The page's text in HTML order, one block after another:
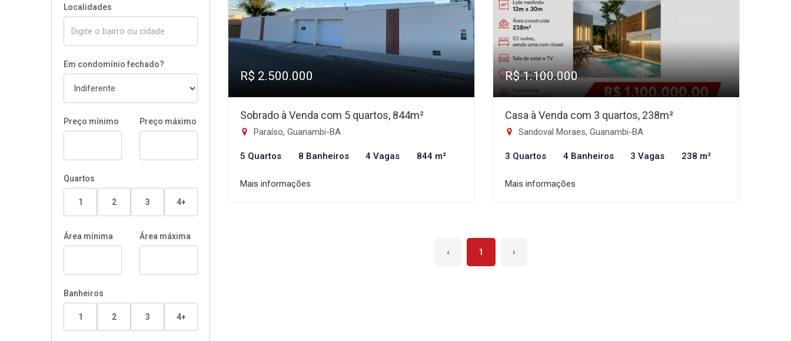
Localidades
Em condomínio fechado?
Preço mínimo Preço máximo
Quartos
1 2 3 4+
Área mínima Área máxima
Banheiros
1 2 3 4+
R$ 2.500.000
Sobrado à Venda com 5 quartos, 844m²
Paraíso, Guanambi-BA
5 Quartos 8 Banheiros 4 Vagas 844 m²
Mais informações
R$ 1.100.000
Casa à Venda com 3 quartos, 238m²
Sandoval Moraes, Guanambi-BA
3 Quartos 4 Banheiros 3 Vagas 238 m²
Mais informações
‹ 1 ›